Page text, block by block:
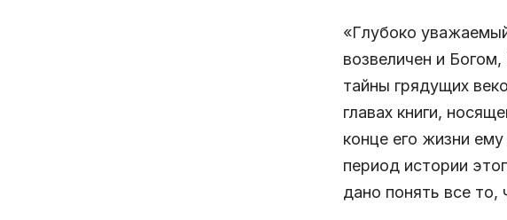
«Глубоко
возвеличен и
тайны грядущих
главах книги,
конце его жизни
период истории
дано понять все